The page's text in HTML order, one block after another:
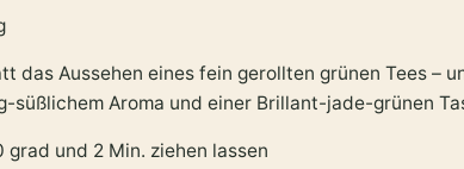
das Aussehen eines fein gerollten grünen Tees –
Aroma und einer Brillant-jade-grünen
und 2 Min. ziehen lassen